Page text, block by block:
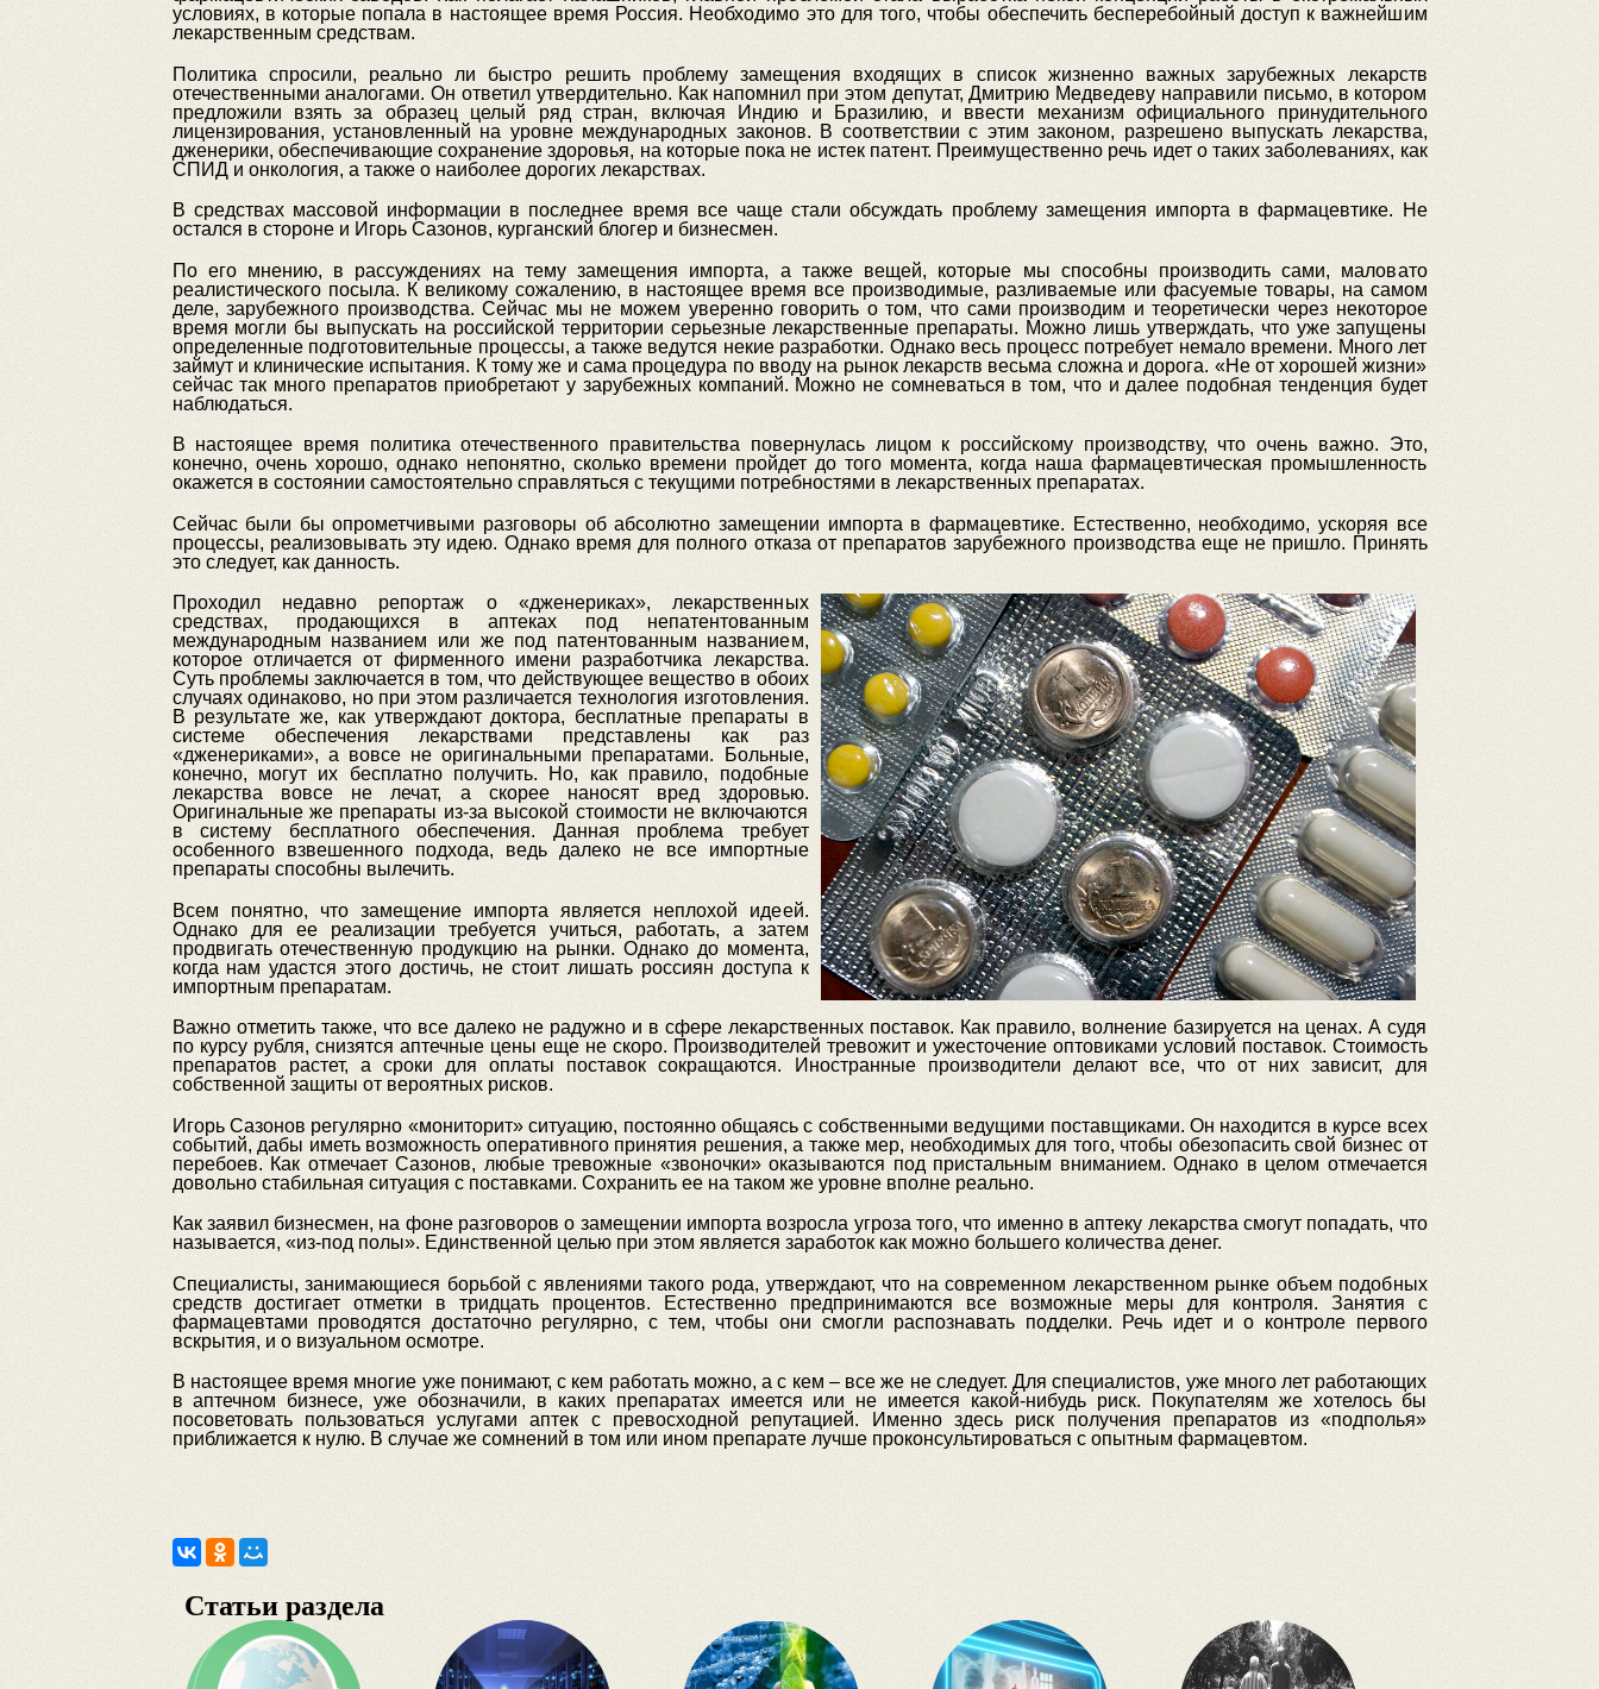
условиях, в которые попала в настоящее время Россия. Необходимо это для того, чтобы обеспечить бесперебойный доступ к важнейшим
лекарственным средствам.
Политика спросили, реально ли быстро решить проблему замещения входящих в список жизненно важных зарубежных лекарств
отечественными аналогами. Он ответил утвердительно. Как напомнил при этом депутат, Дмитрию Медведеву направили письмо, в котором
предложили взять за образец целый ряд стран, включая Индию и Бразилию, и ввести механизм официального принудительного
лицензирования, установленный на уровне международных законов. В соответствии с этим законом, разрешено выпускать лекарства,
дженерики, обеспечивающие сохранение здоровья, на которые пока не истек патент. Преимущественно речь идет о таких заболеваниях, как
СПИД и онкология, а также о наиболее дорогих лекарствах.
В средствах массовой информации в последнее время все чаще стали обсуждать проблему замещения импорта в фармацевтике. Не
остался в стороне и Игорь Сазонов, курганский блогер и бизнесмен.
По его мнению, в рассуждениях на тему замещения импорта, а также вещей, которые мы способны производить сами, маловато
реалистического посыла. К великому сожалению, в настоящее время все производимые, разливаемые или фасуемые товары, на самом
деле, зарубежного производства. Сейчас мы не можем уверенно говорить о том, что сами производим и теоретически через некоторое
время могли бы выпускать на российской территории серьезные лекарственные препараты. Можно лишь утверждать, что уже запущены
определенные подготовительные процессы, а также ведутся некие разработки. Однако весь процесс потребует немало времени. Много лет
займут и клинические испытания. К тому же и сама процедура по вводу на рынок лекарств весьма сложна и дорога. «Не от хорошей жизни»
сейчас так много препаратов приобретают у зарубежных компаний. Можно не сомневаться в том, что и далее подобная тенденция будет
наблюдаться.
В настоящее время политика отечественного правительства повернулась лицом к российскому производству, что очень важно. Это,
конечно, очень хорошо, однако непонятно, сколько времени пройдет до того момента, когда наша фармацевтическая промышленность
окажется в состоянии самостоятельно справляться с текущими потребностями в лекарственных препаратах.
Сейчас были бы опрометчивыми разговоры об абсолютно замещении импорта в фармацевтике. Естественно, необходимо, ускоряя все
процессы, реализовывать эту идею. Однако время для полного отказа от препаратов зарубежного производства еще не пришло. Принять
это следует, как данность.
Проходил недавно репортаж о «дженериках», лекарственных
средствах, продающихся в аптеках под непатентованным
международным названием или же под патентованным названием,
которое отличается от фирменного имени разработчика лекарства.
Суть проблемы заключается в том, что действующее вещество в обоих
случаях одинаково, но при этом различается технология изготовления.
В результате же, как утверждают доктора, бесплатные препараты в
системе обеспечения лекарствами представлены как раз
«дженериками», а вовсе не оригинальными препаратами. Больные,
конечно, могут их бесплатно получить. Но, как правило, подобные
лекарства вовсе не лечат, а скорее наносят вред здоровью.
Оригинальные же препараты из-за высокой стоимости не включаются
в систему бесплатного обеспечения. Данная проблема требует
особенного взвешенного подхода, ведь далеко не все импортные
препараты способны вылечить.
Всем понятно, что замещение импорта является неплохой идеей.
Однако для ее реализации требуется учиться, работать, а затем
продвигать отечественную продукцию на рынки. Однако до момента,
когда нам удастся этого достичь, не стоит лишать россиян доступа к
импортным препаратам.
Важно отметить также, что все далеко не радужно и в сфере лекарственных поставок. Как правило, волнение базируется на ценах. А судя
по курсу рубля, снизятся аптечные цены еще не скоро. Производителей тревожит и ужесточение оптовиками условий поставок. Стоимость
препаратов растет, а сроки для оплаты поставок сокращаются. Иностранные производители делают все, что от них зависит, для
собственной защиты от вероятных рисков.
Игорь Сазонов регулярно «мониторит» ситуацию, постоянно общаясь с собственными ведущими поставщиками. Он находится в курсе всех
событий, дабы иметь возможность оперативного принятия решения, а также мер, необходимых для того, чтобы обезопасить свой бизнес от
перебоев. Как отмечает Сазонов, любые тревожные «звоночки» оказываются под пристальным вниманием. Однако в целом отмечается
довольно стабильная ситуация с поставками. Сохранить ее на таком же уровне вполне реально.
Как заявил бизнесмен, на фоне разговоров о замещении импорта возросла угроза того, что именно в аптеку лекарства смогут попадать, что
называется, «из-под полы». Единственной целью при этом является заработок как можно большего количества денег.
Специалисты, занимающиеся борьбой с явлениями такого рода, утверждают, что на современном лекарственном рынке объем подобных
средств достигает отметки в тридцать процентов. Естественно предпринимаются все возможные меры для контроля. Занятия с
фармацевтами проводятся достаточно регулярно, с тем, чтобы они смогли распознавать подделки. Речь идет и о контроле первого
вскрытия, и о визуальном осмотре.
В настоящее время многие уже понимают, с кем работать можно, а с кем – все же не следует. Для специалистов, уже много лет работающих
в аптечном бизнесе, уже обозначили, в каких препаратах имеется или не имеется какой-нибудь риск. Покупателям же хотелось бы
посоветовать пользоваться услугами аптек с превосходной репутацией. Именно здесь риск получения препаратов из «подполья»
приближается к нулю. В случае же сомнений в том или ином препарате лучше проконсультироваться с опытным фармацевтом.
Статьи раздела